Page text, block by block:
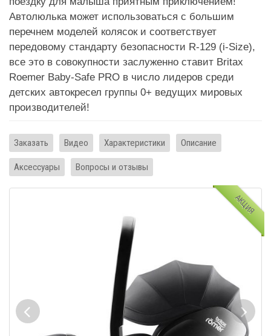
Автолюлька может использоваться с большим
перечнем моделей колясок и соответствует
передовому стандарту безопасности R-129 (i-Size),
все это в совокупности заслуженно ставит Britax
Roemer Baby-Safe PRO в число лидеров среди
детских автокресел группы 0+ ведущих мировых
производителей!
Заказать Видео Характеристики Описание
Аксессуары Вопросы и отзывы
АКЦИЯ